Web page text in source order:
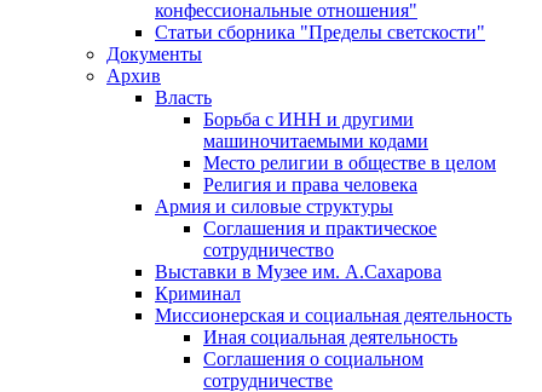
конфессиональные отношения"
Статьи сборника "Пределы светскости"
Документы
Архив
Власть
Борьба с ИНН и другими
машиночитаемыми кодами
Место религии в обществе в целом
Религия и права человека
Армия и силовые структуры
Соглашения и практическое
сотрудничество
Выставки в Музее им. А.Сахарова
Криминал
Миссионерская и социальная деятельность
Иная социальная деятельность
Соглашения о социальном
сотрудничестве